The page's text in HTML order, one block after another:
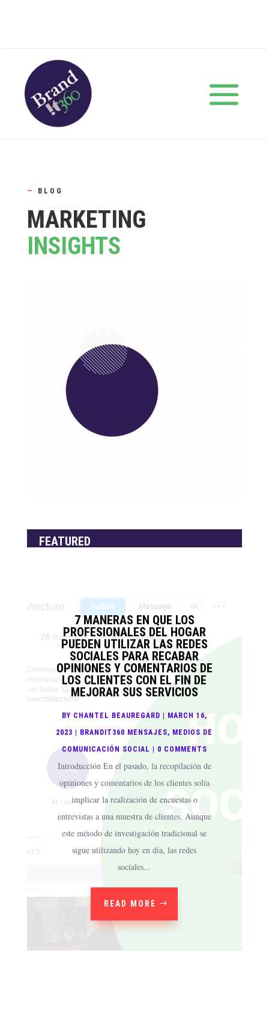
— BLOG
MARKETING
INSIGHTS
FEATURED
7 MANERAS EN QUE LOS
PROFESIONALES DEL HOGAR
PUEDEN UTILIZAR LAS REDES
SOCIALES PARA RECABAR
OPINIONES Y COMENTARIOS DE
LOS CLIENTES CON EL FIN DE
MEJORAR SUS SERVICIOS
BY CHANTEL BEAUREGARD | MARCH 16,
2023 | BRANDIT360 MENSAJES, MEDIOS DE
COMUNICACIÓN SOCIAL | 0 COMMENTS
Introducción En el pasado, la recopilación de
opiniones y comentarios de los clientes solía
implicar la realización de encuestas o
entrevistas a una muestra de clientes. Aunque
este método de investigación tradicional se
sigue utilizando hoy en día, las redes
sociales...
READ MORE